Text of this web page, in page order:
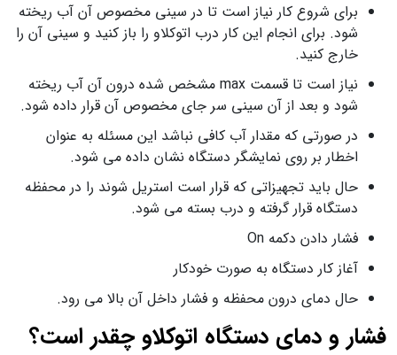
برای شروع کار نیاز است تا در سینی مخصوص آن آب ریخته
شود. برای انجام این کار درب اتوکلاو را باز کنید و سینی آن را
خارج کنید.
نیاز است تا قسمت max مشخص شده درون آن آب ریخته
شود و بعد از آن سینی سر جای مخصوص آن قرار داده شود.
در صورتی که مقدار آب کافی نباشد این مسئله به عنوان
اخطار بر روی نمایشگر دستگاه نشان داده می شود.
حال باید تجهیزاتی که قرار است استریل شوند را در محفظه
دستگاه قرار گرفته و درب بسته می شود.
فشار دادن دکمه On
آغاز کار دستگاه به صورت خودکار
حال دمای درون محفظه و فشار داخل آن بالا می رود.
فشار و دمای دستگاه اتوکلاو چقدر است؟